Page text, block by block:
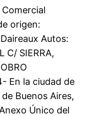
origen:
Autos:
C/ SIERRA,
En la ciudad de
Buenos Aires,
Único del